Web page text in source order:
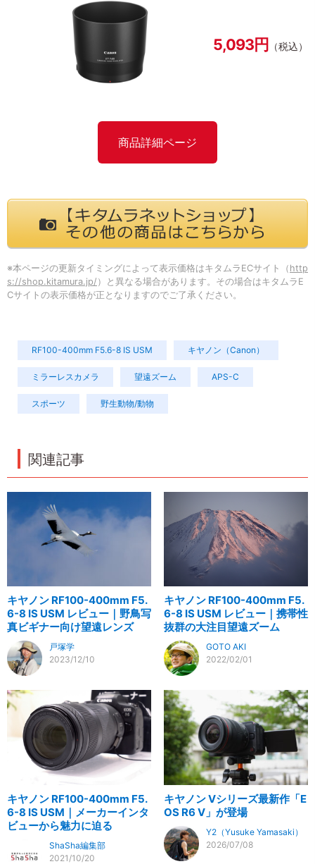
5,093円 （税込）
商品詳細ページ
※本ページの更新タイミングによって表示価格はキタムラECサイト（ http
s://shop.kitamura.jp/ ）と異なる場合があります。その場合はキタムラE
Cサイトの表示価格が正となりますのでご了承ください。
RF100-400mm F5.6-8 IS USM キヤノン（Canon）
ミラーレスカメラ 望遠ズーム APS-C
スポーツ 野生動物/動物
関連記事
キヤノン RF100-400mm F5.
6-8 IS USM レビュー｜野鳥写
真ビギナー向け望遠レンズ
戸塚学
2023/12/10
キヤノン RF100-400mm F5.
6-8 IS USM レビュー｜携帯性
抜群の大注目望遠ズーム
GOTO AKI
2022/02/01
キヤノン RF100-400mm F5.
6-8 IS USM｜メーカーインタ
ビューから魅力に迫る
ShaSha編集部
2021/10/20
キヤノン Vシリーズ最新作「E
OS R6 V」が登場
Y2（Yusuke Yamasaki）
2026/07/08